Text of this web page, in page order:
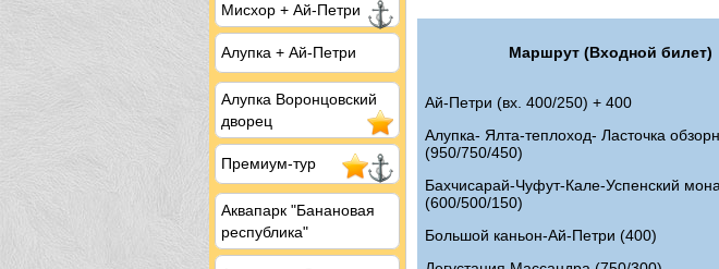
Мисхор + Ай-Петри
Алупка + Ай-Петри
Алупка Воронцовский
дворец
Премиум-тур
Аквапарк "Банановая
республика"
Маршрут (Входной билет)
Ай-Петри (вх. 400/250) + 400
Алупка- Ялта-теплоход- Ласточка
(950/750/450)
Бахчисарай-Чуфут-Кале-Успенский
(600/500/150)
Большой каньон-Ай-Петри (400)